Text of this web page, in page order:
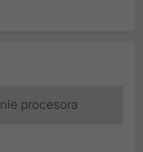
procesora